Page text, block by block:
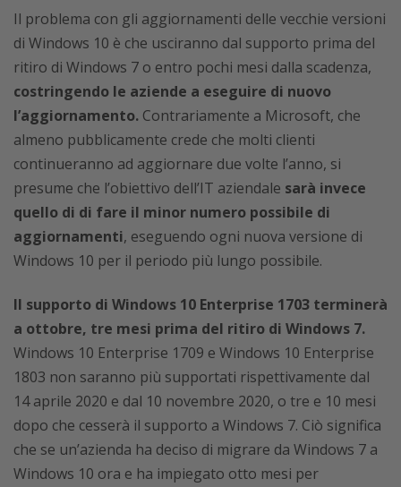
Il problema con gli aggiornamenti delle vecchie versioni
di Windows 10 è che usciranno dal supporto prima del
ritiro di Windows 7 o entro pochi mesi dalla scadenza,
costringendo le aziende a eseguire di nuovo
l’aggiornamento. Contrariamente a Microsoft, che
almeno pubblicamente crede che molti clienti
continueranno ad aggiornare due volte l’anno, si
presume che l’obiettivo dell’IT aziendale sarà invece
quello di di fare il minor numero possibile di
aggiornamenti, eseguendo ogni nuova versione di
Windows 10 per il periodo più lungo possibile.
Il supporto di Windows 10 Enterprise 1703 terminerà
a ottobre, tre mesi prima del ritiro di Windows 7.
Windows 10 Enterprise 1709 e Windows 10 Enterprise
1803 non saranno più supportati rispettivamente dal
14 aprile 2020 e dal 10 novembre 2020, o tre e 10 mesi
dopo che cesserà il supporto a Windows 7. Ciò significa
che se un’azienda ha deciso di migrare da Windows 7 a
Windows 10 ora e ha impiegato otto mesi per